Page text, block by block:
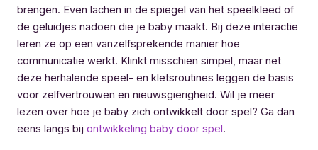
brengen. Even lachen in de spiegel van het speelkleed of
de geluidjes nadoen die je baby maakt. Bij deze interactie
leren ze op een vanzelfsprekende manier hoe
communicatie werkt. Klinkt misschien simpel, maar net
deze herhalende speel- en kletsroutines leggen de basis
voor zelfvertrouwen en nieuwsgierigheid. Wil je meer
lezen over hoe je baby zich ontwikkelt door spel? Ga dan
eens langs bij ontwikkeling baby door spel.